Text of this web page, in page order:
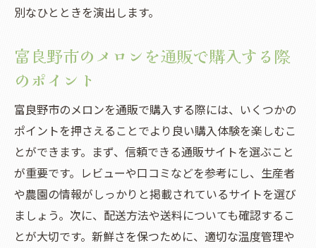
別なひとときを演出します。
富良野市のメロンを通販で購入する際
のポイント
富良野市のメロンを通販で購入する際には、いくつかの
ポイントを押さえることでより良い購入体験を楽しむこ
とができます。まず、信頼できる通販サイトを選ぶこと
が重要です。レビューや口コミなどを参考にし、生産者
や農園の情報がしっかりと掲載されているサイトを選び
ましょう。次に、配送方法や送料についても確認するこ
とが大切です。新鮮さを保つために、適切な温度管理や